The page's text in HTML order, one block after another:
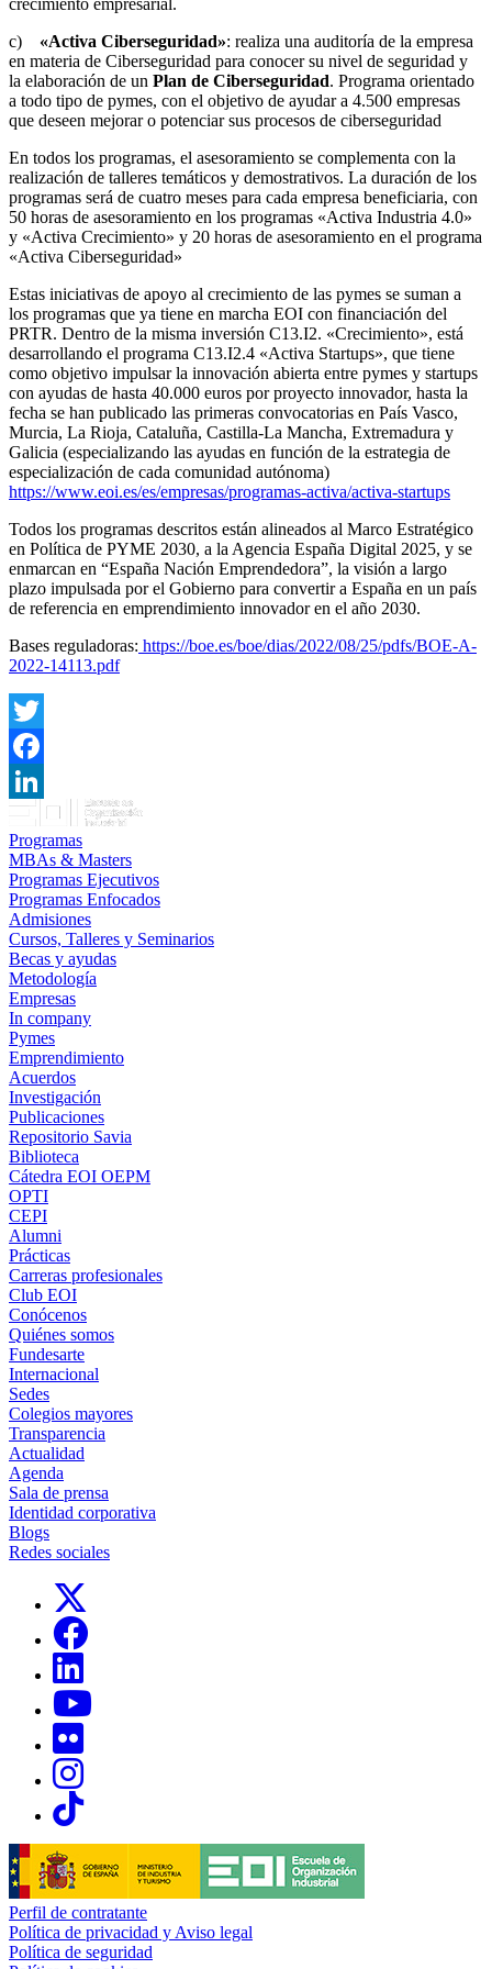
crecimiento empresarial.
c) «Activa Ciberseguridad»: realiza una auditoría de la empresa
en materia de Ciberseguridad para conocer su nivel de seguridad y
la elaboración de un Plan de Ciberseguridad. Programa orientado
a todo tipo de pymes, con el objetivo de ayudar a 4.500 empresas
que deseen mejorar o potenciar sus procesos de ciberseguridad
En todos los programas, el asesoramiento se complementa con la
realización de talleres temáticos y demostrativos. La duración de los
programas será de cuatro meses para cada empresa beneficiaria, con
50 horas de asesoramiento en los programas «Activa Industria 4.0»
y «Activa Crecimiento» y 20 horas de asesoramiento en el programa
«Activa Ciberseguridad»
Estas iniciativas de apoyo al crecimiento de las pymes se suman a
los programas que ya tiene en marcha EOI con financiación del
PRTR. Dentro de la misma inversión C13.I2. «Crecimiento», está
desarrollando el programa C13.I2.4 «Activa Startups», que tiene
como objetivo impulsar la innovación abierta entre pymes y startups
con ayudas de hasta 40.000 euros por proyecto innovador, hasta la
fecha se han publicado las primeras convocatorias en País Vasco,
Murcia, La Rioja, Cataluña, Castilla-La Mancha, Extremadura y
Galicia (especializando las ayudas en función de la estrategia de
especialización de cada comunidad autónoma)
https://www.eoi.es/es/empresas/programas-activa/activa-startups
Todos los programas descritos están alineados al Marco Estratégico
en Política de PYME 2030, a la Agencia España Digital 2025, y se
enmarcan en “España Nación Emprendedora”, la visión a largo
plazo impulsada por el Gobierno para convertir a España en un país
de referencia en emprendimiento innovador en el año 2030.
Bases reguladoras: https://boe.es/boe/dias/2022/08/25/pdfs/BOE-A-
2022-14113.pdf
Twitter
Facebook
LinkedIn
Programas
MBAs & Masters
Programas Ejecutivos
Programas Enfocados
Admisiones
Cursos, Talleres y Seminarios
Becas y ayudas
Metodología
Empresas
In company
Pymes
Emprendimiento
Acuerdos
Investigación
Publicaciones
Repositorio Savia
Biblioteca
Cátedra EOI OEPM
OPTI
CEPI
Alumni
Prácticas
Carreras profesionales
Club EOI
Conócenos
Quiénes somos
Fundesarte
Internacional
Sedes
Colegios mayores
Transparencia
Actualidad
Agenda
Sala de prensa
Identidad corporativa
Blogs
Redes sociales
Links, Opens in this window
Links, Opens in this window
Links, Opens in this window
Links, Opens in this window
Links, Opens in this window
Perfil de contratante
Política de privacidad y Aviso legal
Política de seguridad